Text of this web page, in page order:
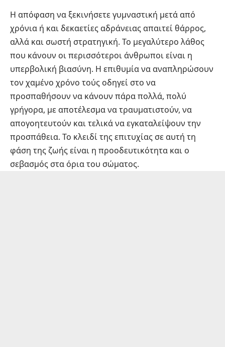
Η απόφαση να ξεκινήσετε γυμναστική μετά από
χρόνια ή και δεκαετίες αδράνειας απαιτεί θάρρος,
αλλά και σωστή στρατηγική. Το μεγαλύτερο λάθος
που κάνουν οι περισσότεροι άνθρωποι είναι η
υπερβολική βιασύνη. Η επιθυμία να αναπληρώσουν
τον χαμένο χρόνο τούς οδηγεί στο να
προσπαθήσουν να κάνουν πάρα πολλά, πολύ
γρήγορα, με αποτέλεσμα να τραυματιστούν, να
απογοητευτούν και τελικά να εγκαταλείψουν την
προσπάθεια. Το κλειδί της επιτυχίας σε αυτή τη
φάση της ζωής είναι η προοδευτικότητα και ο
σεβασμός στα όρια του σώματος.